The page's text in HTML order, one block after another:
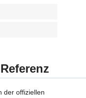
der offiziellen